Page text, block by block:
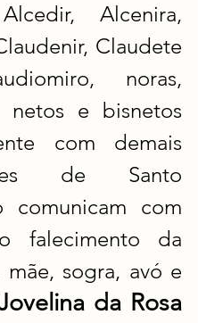
Alcenira,
Claudete
noras,
netos e bisnetos
com demais
de Santo
comunicam com
falecimento da
mãe, sogra, avó e
da Rosa